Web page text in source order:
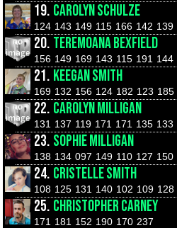
19. CAROLYN SCHULZE
124 143 149 115 166 142 139
20. TEREMOANA BEXFIELD
156 149 169 143 115 191 144
21. KEEGAN SMITH
169 132 156 124 182 123 185
22. CAROLYN MILLIGAN
131 137 119 171 171 135 133
23. SOPHIE MILLIGAN
138 134 097 149 110 127 150
24. CRISTELLE SMITH
108 125 131 140 102 109 128
25. CHRISTOPHER CARNEY
171 181 152 190 170 237